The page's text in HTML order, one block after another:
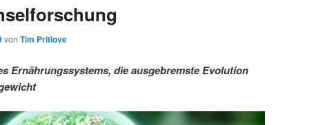
von Tim Pritlove
Ernährungssystems, die ausgebremste Evolution